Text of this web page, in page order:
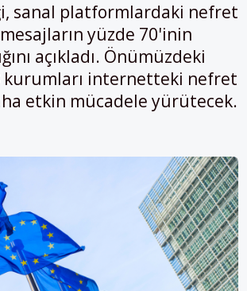
sanal platformlardaki nefret
yüzde 70'inin
açıkladı. Önümüzdeki
kurumları internetteki nefret
etkin mücadele yürütecek.